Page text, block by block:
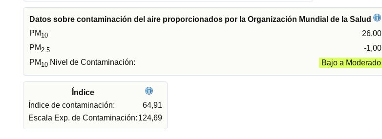
Datos sobre contaminación del aire proporcionados por la Organización Mundial de la Salud
PM 10
26,00
PM2.5
-1,00
PM 10 Nivel de Contaminación: Bajo a Moderado
Índice
Índice de contaminación:
64,91
Escala Exp. de Contaminación: 124,69